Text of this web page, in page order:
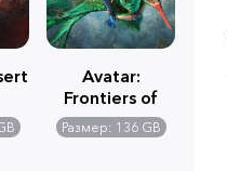
Avatar:
Frontiers of
Pandora
Размер: 136 GB